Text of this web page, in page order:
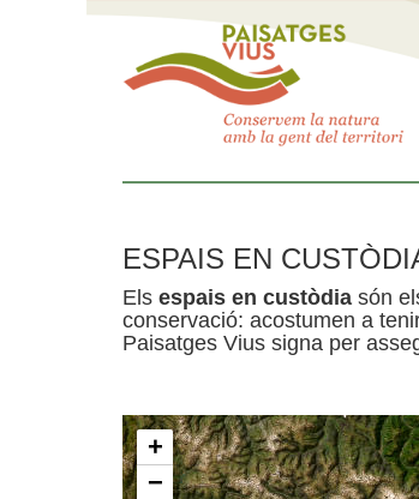
ESPAIS EN
Els espais en custòdia són
conservació: acostumen a
Paisatges Vius signa per
+
−